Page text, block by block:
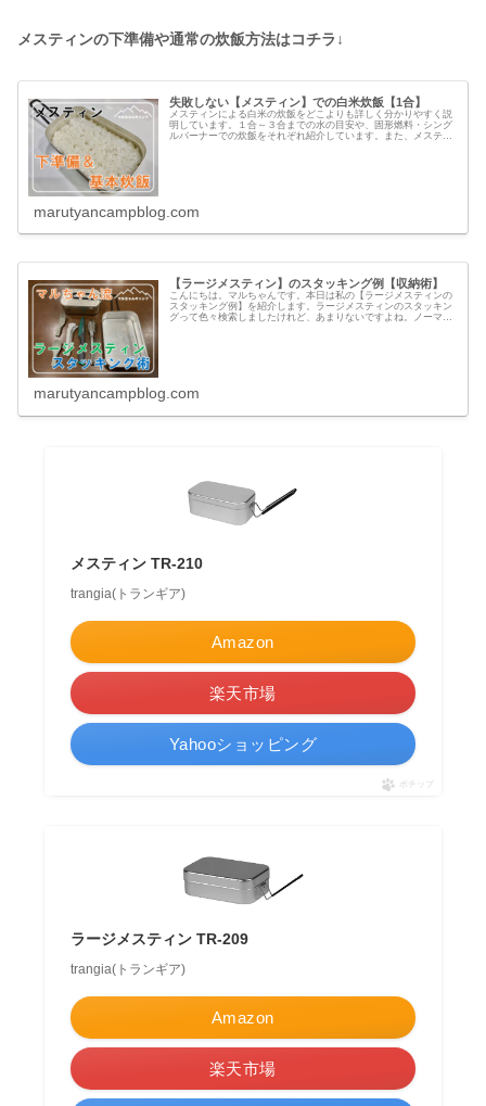
メスティンの下準備や通常の炊飯方法はコチラ↓
失敗しない【メスティン】での白米炊飯【1合】
メスティンによる白米の炊飯をどこよりも詳しく分かりやすく説
明しています。１合～３合までの水の目安や、固形燃料・シング
ルバーナーでの炊飯をそれぞれ紹介しています。また、メスティ
marutyancampblog.com
【ラージメスティン】のスタッキング例【収納術】
こんにちは。マルちゃんです。本日は私の【ラージメスティンの
スタッキング例】を紹介します。ラージメスティンのスタッキン
グって色々検索しましたけれど、あまりないですよね。ノーマル
marutyancampblog.com
メスティン TR-210
trangia(トランギア)
Amazon
楽天市場
Yahooショッピング
ポチップ
ラージメスティン TR-209
trangia(トランギア)
Amazon
楽天市場